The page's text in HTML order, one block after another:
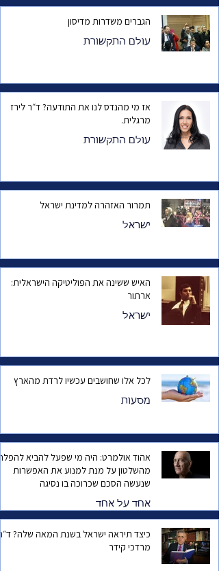
הגברים משדרות מדיסון
עולם התקשורת
אז מי מהנדס לנו את התודעה? ד״ר לירז
מרגלית.
עולם התקשורת
תמרור האזהרה למדינת ישראל
ישראל
האיש ששינה את הפוליטיקה הישראלית:
ארתור
ישראל
לכל אלו שחושבים עכשיו לרדת מהארץ
מסעות
אהוד אולמרט: היה מי שפעל להביא
מהשלטון על מנת למנוע את האפשרות
שנעשה הסכם שכרוכה בו נסיגה
אחד על אחד
כיצד תיראה ישראל בשנת המאה
מרדכי קידר